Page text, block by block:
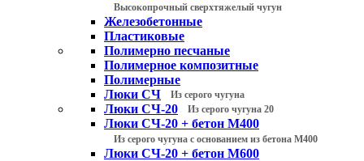
Высокопрочный сверхтяжелый чугун
Железобетонные
Пластиковые
Полимерно песчаные
Полимерное композитные
Полимерные
Люки СЧ
Из серого чугуна
Люки СЧ-20 Из серого чугуна 20
Люки СЧ-20 + бетон М400
Из серого чугуна с основанием из бетона М400
Люки СЧ-20 + бетон М600